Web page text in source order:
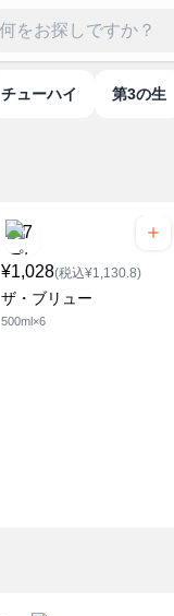
チューハイ 第3の生
¥1,028(税込¥1,130.8)
ザ・ブリュー
500ml×6